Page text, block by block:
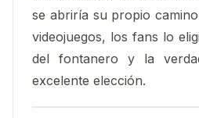
se abriría su propio
videojuegos, los fans lo
del fontanero y la
excelente elección.